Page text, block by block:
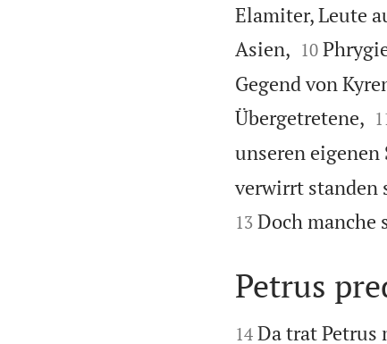
Elamiter, Leute
Asien,
10
Gegend von
Übergetretene,
unseren eigenen
verwirrt standen
13 Doch manche

Petrus

14 Da trat Petrus